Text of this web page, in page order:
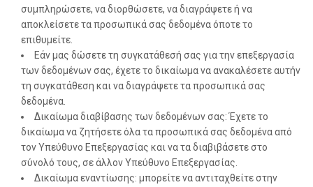
συμπληρώσετε, να διορθώσετε, να διαγράψετε ή να
αποκλείσετε τα προσωπικά σας δεδομένα όποτε το
επιθυμείτε.
Εάν μας δώσετε τη συγκατάθεσή σας για την επεξεργασία
των δεδομένων σας, έχετε το δικαίωμα να ανακαλέσετε αυτήν
τη συγκατάθεση και να διαγράψετε τα προσωπικά σας
δεδομένα.
Δικαίωμα διαβίβασης των δεδομένων σας: Έχετε το
δικαίωμα να ζητήσετε όλα τα προσωπικά σας δεδομένα από
τον Υπεύθυνο Επεξεργασίας και να τα διαβιβάσετε στο
σύνολό τους, σε άλλον Υπεύθυνο Επεξεργασίας.
Δικαίωμα εναντίωσης: μπορείτε να αντιταχθείτε στην